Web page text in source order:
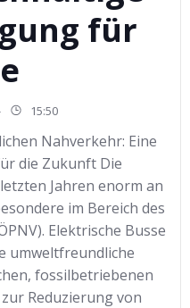
für
15:50
Nahverkehr: Eine
die Zukunft Die
Jahren enorm an
im Bereich des
Elektrische Busse
umweltfreundliche
fossilbetriebenen
Reduzierung von